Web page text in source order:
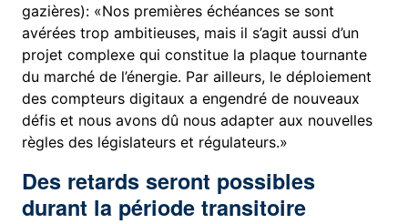
gazières): «Nos premières échéances se sont
avérées trop ambitieuses, mais il s’agit aussi d’un
projet complexe qui constitue la plaque tournante
du marché de l’énergie. Par ailleurs, le déploiement
des compteurs digitaux a engendré de nouveaux
défis et nous avons dû nous adapter aux nouvelles
règles des législateurs et régulateurs.»
Des retards seront possibles
durant la période transitoire